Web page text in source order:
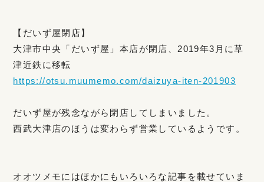
【だいず屋閉店】
大津市中央「だいず屋」本店が閉店、2019年3月に草
津近鉄に移転
https://otsu.muumemo.com/daizuya-iten-201903
だいず屋が残念ながら閉店してしまいました。
西武大津店のほうは変わらず営業しているようです。
オオツメモにはほかにもいろいろな記事を載せていま